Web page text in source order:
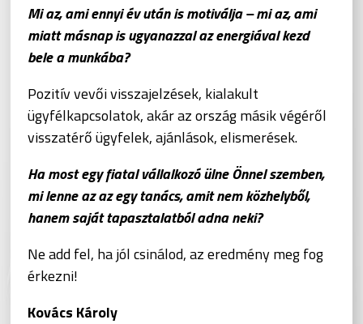
Mi az, ami ennyi év után is motiválja – mi az, ami
miatt másnap is ugyanazzal az energiával kezd
bele a munkába?
Pozitív vevői visszajelzések, kialakult
ügyfélkapcsolatok, akár az ország másik végéről
visszatérő ügyfelek, ajánlások, elismerések.
Ha most egy fiatal vállalkozó ülne Önnel szemben,
mi lenne az az egy tanács, amit nem közhelyből,
hanem saját tapasztalatból adna neki?
Ne add fel, ha jól csinálod, az eredmény meg fog
érkezni!
Kovács Károly